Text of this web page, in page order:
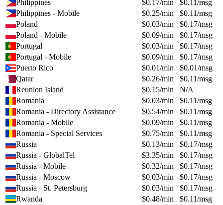
Philippines $0.17/min $0.11 /msg
Philippines - Mobile
$0.25/min $0.11/msg
Poland
$0.03/min $0.17/msg
Poland - Mobile
$0.09/min $0.17/msg
Portugal
$0.03/min $0.17/msg
Portugal - Mobile
$0.09/min $0.17/msg
Puerto Rico
$0.01/min $0.01/msg
Qatar
$0.26/min $0.11/msg
Reunion Island
$0.15/min
N/A
Romania
$0.03/min $0.11/msg
Romania - Directory Assistance
$0.54/min $0.11/msg
Romania - Mobile
$0.09/min $0.11/msg
Romania - Special Services
$0.75/min $0.11/msg
Russia
$0.13/min $0.17/msg
Russia - GlobalTel
$3.35/min $0.17/msg
Russia - Mobile
$0.32/min $0.17/msg
Russia - Moscow
$0.03/min $0.17/msg
Russia - St. Petersburg
$0.03/min $0.17/msg
Rwanda
$0.48/min $0.11/msg